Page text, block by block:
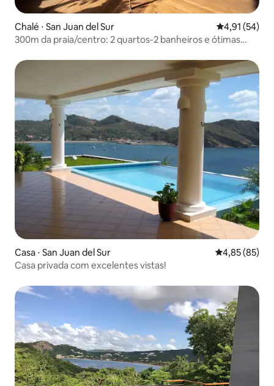
Chalé ⋅ San Juan del Sur 4,91 de uma
4,91 (54)
300m da praia/centro: 2 quartos-2 banheiros e ótimas
Casa ⋅ San Juan del Sur 4,85 de uma
4,85 (85)
Casa privada com excelentes vistas!